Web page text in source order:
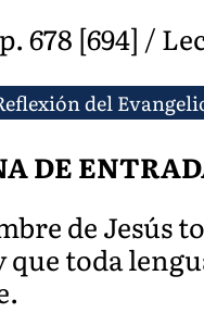
678 [694] /
del
DE
de Jesús
que toda